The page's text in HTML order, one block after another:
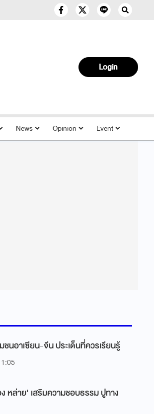
Login
News Opinion Event
นอาเซียน-จีน ประเด็นที่ควรเรียนรู้
หล่าย' เสริมความชอบธรรม ปูทาง